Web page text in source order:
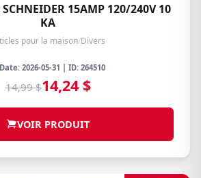
SCHNEIDER 15AMP 120/240V 10
KA
pour la maison/Divers
2026-05-31 | ID: 264510
14,99 $14,24 $
VOIR PRODUIT